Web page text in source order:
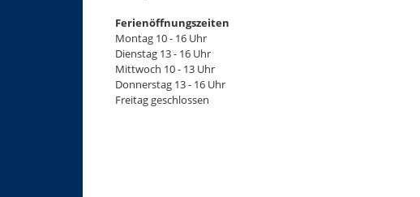
Ferienöffnungszeiten
Montag 10 - 16 Uhr
Dienstag 13 - 16 Uhr
Mittwoch 10 - 13 Uhr
Donnerstag 13 - 16 Uhr
Freitag geschlossen